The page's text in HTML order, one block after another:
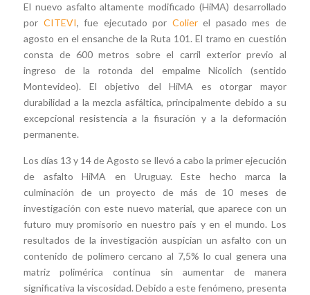
El nuevo asfalto altamente modificado (HiMA) desarrollado
por CITEVI, fue ejecutado por Colierel pasado mes de
agosto en el ensanche de la Ruta 101. El tramo en cuestión
consta de 600 metros sobre el carril exterior previo al
ingreso de la rotonda del empalme Nicolich (sentido
Montevideo). El objetivo del HiMA es otorgar mayor
durabilidad a la mezcla asfáltica, principalmente debido a su
excepcional resistencia a la fisuración y a la deformación
permanente.
Los días 13 y 14 de Agosto se llevó a cabo la primer ejecución
de asfalto HiMA en Uruguay. Este hecho marca la
culminación de un proyecto de más de 10 meses de
investigación con este nuevo material, que aparece con un
futuro muy promisorio en nuestro país y en el mundo. Los
resultados de la investigación auspician un asfalto con un
contenido de polímero cercano al 7,5% lo cual genera una
matriz polimérica continua sin aumentar de manera
significativa la viscosidad. Debido a este fenómeno, presenta